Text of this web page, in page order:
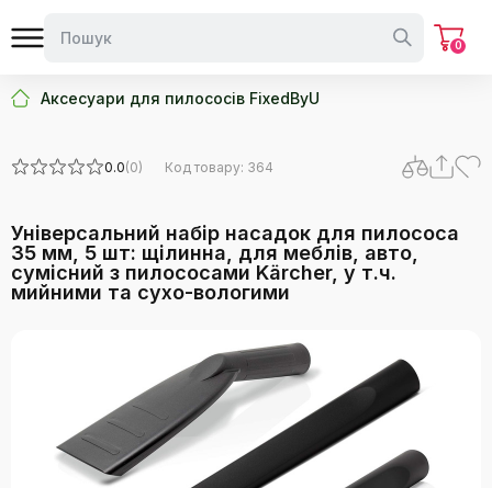
0
Аксесуари для пилососів FixedByU
0.0(0) Код товару: 364
Універсальний набір насадок для пилососа
35 мм, 5 шт: щілинна, для меблів, авто,
сумісний з пилососами Kärcher, у т.ч.
мийними та сухо-вологими